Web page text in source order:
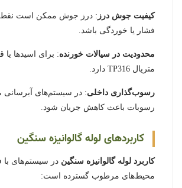
کیفیت جوش درز : درز جوش ممکن است
فشار یا خوردگی باشد.
محدودیت در سیالات خورنده: برای اسیدها یا
متریال TP316 دارد.
رسوب‌گذاری داخلی: در سیستم‌های
رسوبات باعث کاهش جریان شود.
کاربردهای لوله گالوانیزه سنگین
کاربرد لوله گالوانیزه سنگین در سیستم‌های
محیط‌های مرطوب گسترده است: